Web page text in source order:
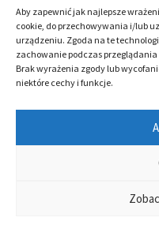
Aby zapewnić jak najlepsze
cookie, do przechowywania i/lub
urządzeniu. Zgoda na te
zachowanie podczas
Brak wyrażenia zgody lub
niektóre cechy i funkcje.
filharmoniapoznanska.pl. Jeśli nie
ich użycie oraz zapisanie w pamięci
zmieniając